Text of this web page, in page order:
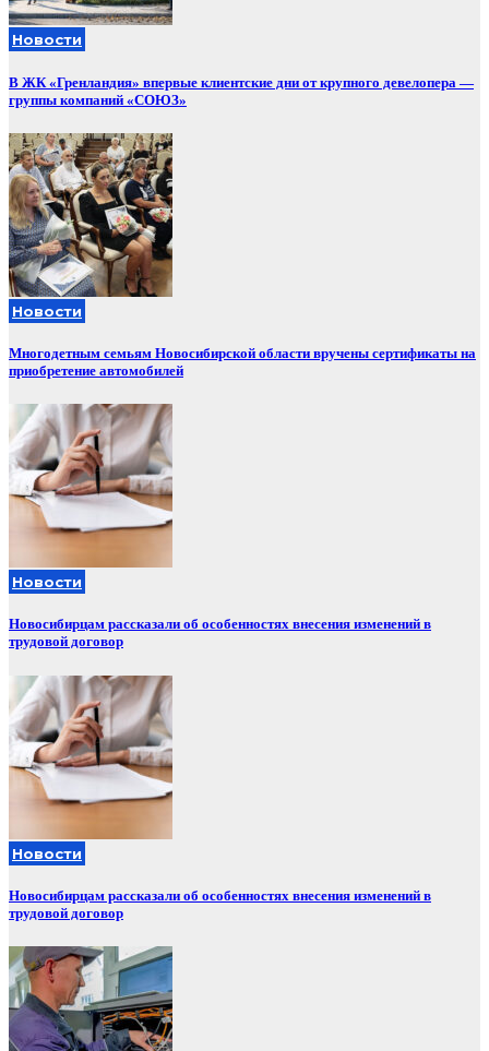
Новости
В ЖК «Гренландия» впервые клиентские дни от крупного девелопера —
группы компаний «СОЮЗ»
Новости
Многодетным семьям Новосибирской области вручены сертификаты на
приобретение автомобилей
Новости
Новосибирцам рассказали об особенностях внесения изменений в
трудовой договор
Новости
Новосибирцам рассказали об особенностях внесения изменений в
трудовой договор